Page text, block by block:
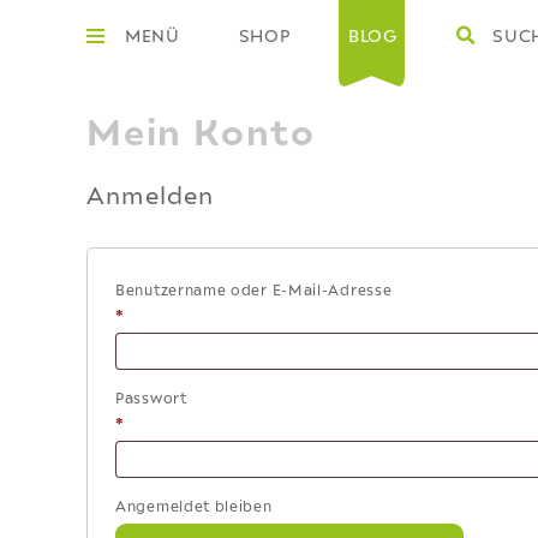
MENÜ SHOP BLOG
Mein Konto
Anmelden
Benutzername oder E-Mail-Adresse
*
Erforderlich
Passwort
*
Erforderlich
Angemeldet bleiben